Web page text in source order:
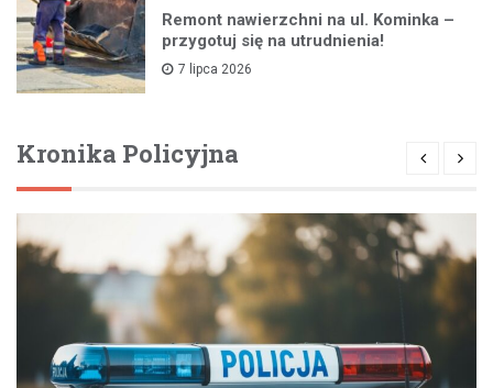
Remont nawierzchni na ul. Kominka –
przygotuj się na utrudnienia!
7 lipca 2026
Kronika Policyjna